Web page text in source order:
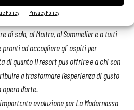
Policy Privacy Policy
ciascuno è una risorsa preziosa e
di sala, al Maitre, al Sommelier e a tutti
pronti ad accogliere gli ospiti per
di quanto il resort può offrire e a chi con
a trasformare l’esperienza di gusto
d’arte.
evoluzione per La Madernassa